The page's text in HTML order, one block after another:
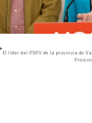
El líder del PSPV de la provincia de